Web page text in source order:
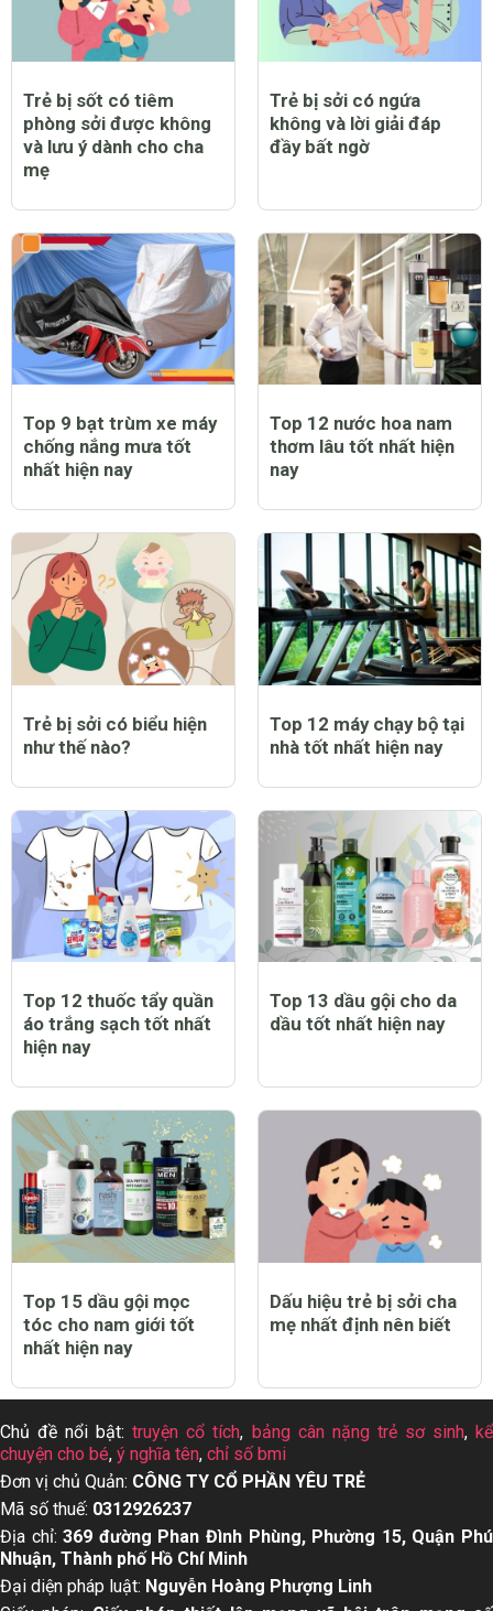
Trẻ bị sốt có tiêm
phòng sởi được không
và lưu ý dành cho cha
mẹ
Trẻ bị sởi có ngứa
không và lời giải đáp
đầy bất ngờ
Top 9 bạt trùm xe máy
chống nắng mưa tốt
nhất hiện nay
Top 12 nước hoa nam
thơm lâu tốt nhất hiện
nay
Trẻ bị sởi có biểu hiện
như thế nào?
Top 12 máy chạy bộ tại
nhà tốt nhất hiện nay
Top 12 thuốc tẩy quần
áo trắng sạch tốt nhất
hiện nay
Top 13 dầu gội cho da
dầu tốt nhất hiện nay
Top 15 dầu gội mọc
tóc cho nam giới tốt
nhất hiện nay
Dấu hiệu trẻ bị sởi cha
mẹ nhất định nên biết
Chủ đề nổi bật:truyện cổ tích, bảng cân nặng trẻ sơ sinh,kể
chuyện cho bé, ý nghĩa tên, chỉ số bmi
Đơn vị chủ Quản: CÔNG TY CỔ PHẦN YÊU TRẺ
Mã số thuế: 0312926237
Địa chỉ:369 đường Phan Đình Phùng, Phường 15, Quận Phú
Nhuận, Thành phố Hồ Chí Minh
Đại diện pháp luật: Nguyễn Hoàng Phượng Linh